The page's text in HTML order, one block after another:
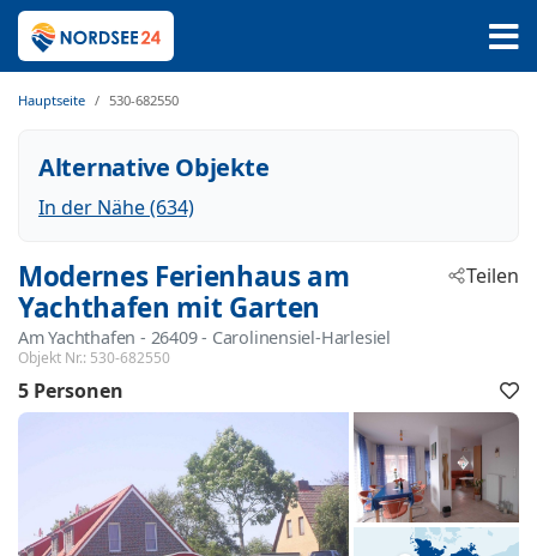
Hauptseite 530-682550
Alternative Objekte
In der Nähe (634)
Modernes Ferienhaus am
Yachthafen mit Garten
Am Yachthafen - 26409 - Carolinensiel-Harlesiel
Objekt Nr.: 530-682550
Teilen
5 Personen